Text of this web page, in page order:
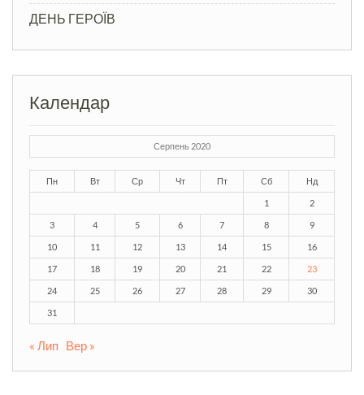
ДЕНЬ ГЕРОЇВ
Календар
Серпень 2020
Пн Вт Ср Чт Пт Сб Нд
1 2
3 4 5 6 7 8 9
10 11 12 13 14 15 16
17 18 19 20 21 22 23
24 25 26 27 28 29 30
31
« Лип Вер »